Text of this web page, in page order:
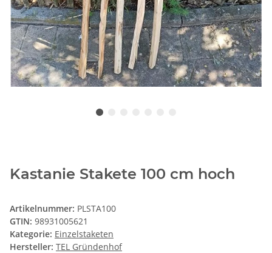
Kastanie Stakete 100 cm hoch
Artikelnummer: PLSTA100
GTIN: 98931005621
Kategorie: Einzelstaketen
Hersteller: TEL Gründenhof